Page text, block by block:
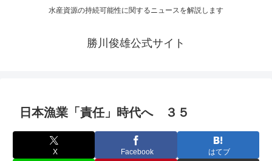
水産資源の持続可能性に関するニュースを解説します
勝川俊雄公式サイト
日本漁業「責任」時代へ ３５
X Facebook はてブ